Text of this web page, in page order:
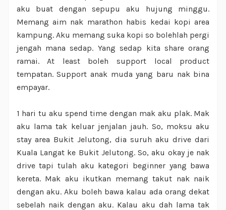
aku buat dengan sepupu aku hujung minggu.
Memang aim nak marathon habis kedai kopi area
kampung. Aku memang suka kopi so bolehlah pergi
jengah mana sedap. Yang sedap kita share orang
ramai. At least boleh support local product
tempatan. Support anak muda yang baru nak bina
empayar.
1 hari tu aku spend time dengan mak aku plak. Mak
aku lama tak keluar jenjalan jauh. So, moksu aku
stay area Bukit Jelutong, dia suruh aku drive dari
Kuala Langat ke Bukit Jelutong. So, aku okay je nak
drive tapi tulah aku kategori beginner yang bawa
kereta. Mak aku ikutkan memang takut nak naik
dengan aku. Aku boleh bawa kalau ada orang dekat
sebelah naik dengan aku. Kalau aku dah lama tak